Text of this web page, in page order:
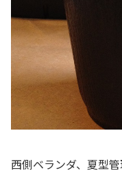
西側ベランダ、夏型